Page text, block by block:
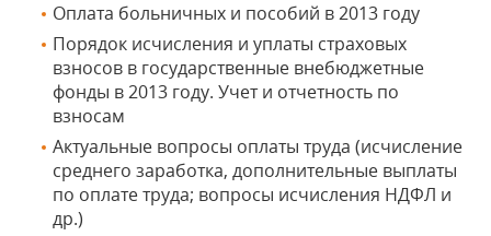
Оплата больничных и пособий в 2013 году
Порядок исчисления и уплаты страховых
взносов в государственные внебюджетные
фонды в 2013 году. Учет и отчетность по
взносам
Актуальные вопросы оплаты труда (исчисление
среднего заработка, дополнительные выплаты
по оплате труда; вопросы исчисления НДФЛ и
др.)